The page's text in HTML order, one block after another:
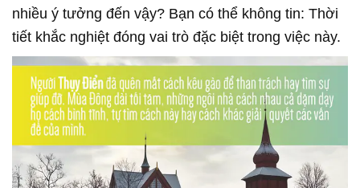
nhiều ý tưởng đến vậy? Bạn có thể không tin: Thời
tiết khắc nghiệt đóng vai trò đặc biệt trong việc này.